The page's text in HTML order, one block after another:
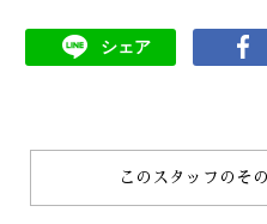
シェア
このスタッフのそ